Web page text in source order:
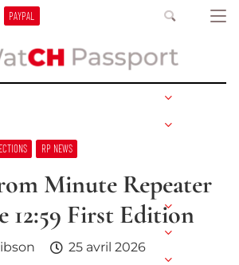
PAYPAL
RP NEWS
Minute Repeater
12:59 First Edition
25 avril 2026